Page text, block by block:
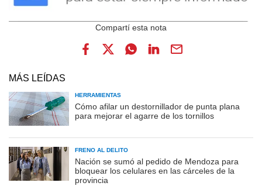
MÁS LEÍDAS
HERRAMIENTAS
Cómo afilar un destornillador de punta plana
para mejorar el agarre de los tornillos
FRENO AL DELITO
Nación se sumó al pedido de Mendoza para
bloquear los celulares en las cárceles de la
provincia